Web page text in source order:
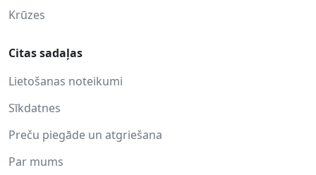
Krūzes
Citas sadaļas
Lietošanas noteikumi
Sīkdatnes
Preču piegāde un atgriešana
Par mums